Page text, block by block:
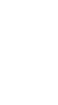
Сумка жіноча
1065 2115